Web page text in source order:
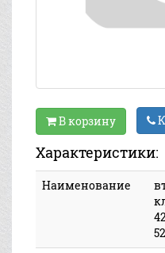
В корзину
Характеристики:
Наименование